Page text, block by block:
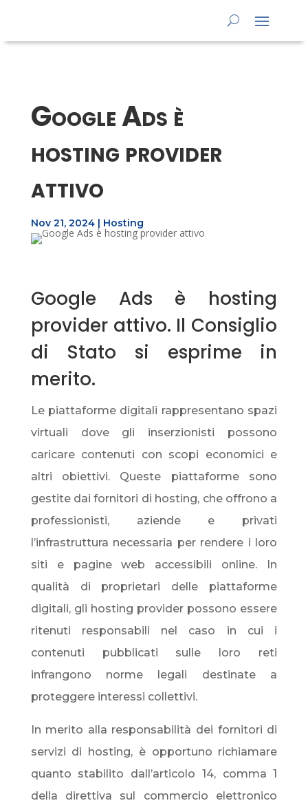
Google Ads è
hosting provider
attivo
Nov 21, 2024| Hosting
Google Ads è hosting
provider attivo. Il Consiglio
di Stato si esprime in
merito.
Le piattaforme digitali rappresentano spazi
virtuali dove gli inserzionisti possono
caricare contenuti con scopi economici e
altri obiettivi. Queste piattaforme sono
gestite dai fornitori di hosting, che offrono a
professionisti, aziende e privati
l’infrastruttura necessaria per rendere i loro
siti e pagine web accessibili online. In
qualità di proprietari delle piattaforme
digitali, gli hosting provider possono essere
ritenuti responsabili nel caso in cui i
contenuti pubblicati sulle loro reti
infrangono norme legali destinate a
proteggere interessi collettivi.
In merito alla responsabilità dei fornitori di
servizi di hosting, è opportuno richiamare
quanto stabilito dall’articolo 14, comma 1
della direttiva sul commercio elettronico